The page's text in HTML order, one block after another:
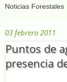
03 febrero 2011
Puntos de
presencia